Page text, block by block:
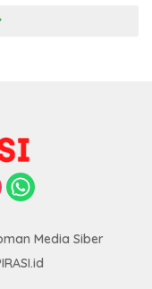
Media Siber